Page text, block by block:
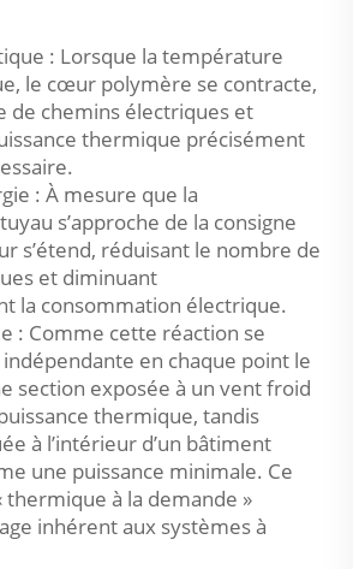
: Lorsque la température
le cœur polymère se contracte,
de chemins électriques et
thermique précisément
: À mesure que la
s’approche de la consigne
s’étend, réduisant le nombre de
et diminuant
la consommation électrique.
: Comme cette réaction se
en chaque point le
section exposée à un vent froid
thermique, tandis
à l’intérieur d’un bâtiment
une puissance minimale. Ce
à la demande »
inhérent aux systèmes à